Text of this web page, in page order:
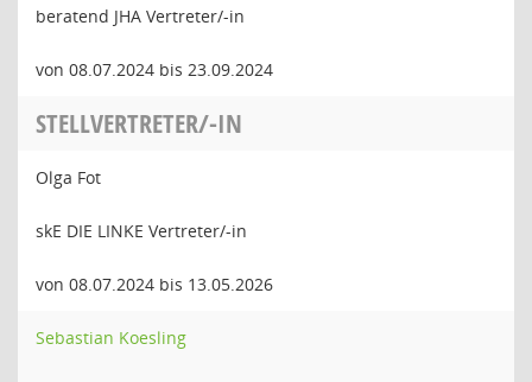
beratend JHA Vertreter/-in
von 08.07.2024 bis 23.09.2024
STELLVERTRETER/-IN
Olga Fot
skE DIE LINKE Vertreter/-in
von 08.07.2024 bis 13.05.2026
Sebastian Koesling